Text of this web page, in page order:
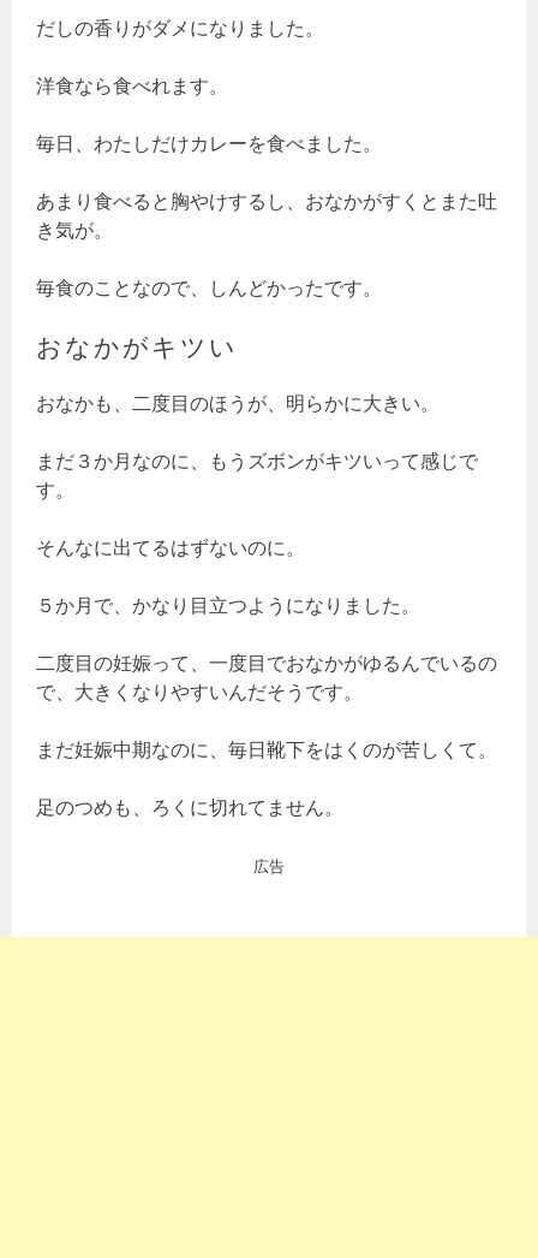
だしの香りがダメになりました。
洋食なら食べれます。
毎日、わたしだけカレーを食べました。
あまり食べると胸やけするし、おなかがすくとまた吐
き気が。
毎食のことなので、しんどかったです。
おなかがキツい
おなかも、二度目のほうが、明らかに大きい。
まだ３か月なのに、もうズボンがキツいって感じで
す。
そんなに出てるはずないのに。
５か月で、かなり目立つようになりました。
二度目の妊娠って、一度目でおなかがゆるんでいるの
で、大きくなりやすいんだそうです。
まだ妊娠中期なのに、毎日靴下をはくのが苦しくて。
足のつめも、ろくに切れてません。
広告